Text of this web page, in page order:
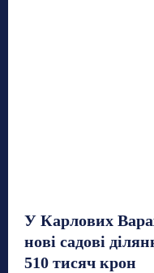
У Карлових
нові садові
510 тисяч крон